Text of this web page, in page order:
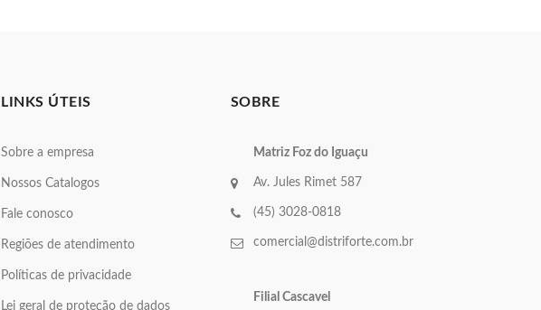
LINKS ÚTEIS
Sobre a empresa
Nossos Catalogos
Fale conosco
Regiões de atendimento
Políticas de privacidade
Lei geral de proteção de dados
SOBRE
Matriz Foz do Iguaçu
Av. Jules Rimet 587
(45) 3028-0818
comercial@distriforte.com.br
Filial Cascavel